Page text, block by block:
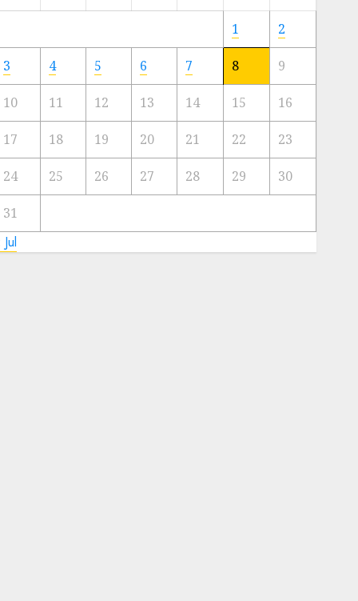
Artis
Kota
23/11/2024
0
1 2
3 4 5 6 7 8 9
10 11 12 13 14 15 16
17 18 19 20 21 22 23
24 25 26 27 28 29 30
31